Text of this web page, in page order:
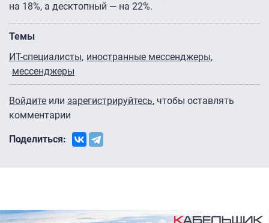
на 18%, а десктопный — на 22%.
Темы
ИТ-специалисты иностранные мессенджеры
мессенджеры
Войдите или зарегистрируйтесь, чтобы оставлять
комментарии
Поделиться: